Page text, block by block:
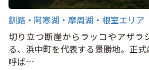
釧路・阿寒湖・摩周湖・根室エリア
切り立つ断崖からラッコやアザラ
る、浜中町を代表する景勝地。正
呼ば…